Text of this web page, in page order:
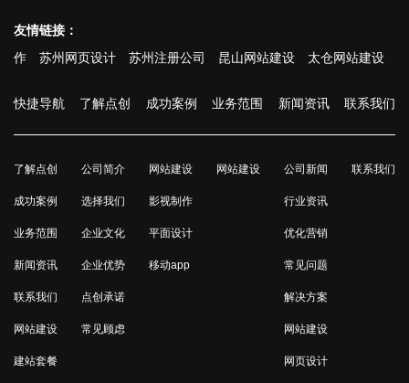
友情链接：
苏州网页设计
苏州注册公司 昆山网站建设 太仓网站建设 张家
快捷导航 了解点创 成功案例 业务范围 新闻资讯 联系我们
了解点创
成功案例
业务范围
新闻资讯
联系我们
网站建设
建站套餐
公司简介
选择我们
企业文化
企业优势
点创承诺
常见顾虑
网站建设
影视制作
平面设计
移动app
网站建设 公司新闻
行业资讯
优化营销
常见问题
解决方案
网站建设
网页设计
联系我们